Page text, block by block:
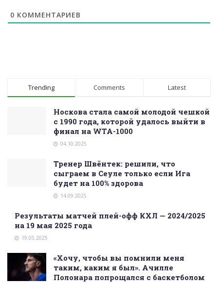
0 КОММЕНТАРИЕВ
Trending Comments Latest
Носкова стала самой молодой чешкой
с 1990 года, которой удалось выйти в
финал на WTA-1000
04.10.2025
Тренер Швёнтек: решили, что
сыграем в Сеуле только если Ига
будет на 100% здорова
14.09.2025
Результаты матчей плей-офф КХЛ — 2024/2025
на 19 мая 2025 года
19.05.2025
«Хочу, чтобы вы помнили меня
таким, каким я был». Ачилле
Полонара попрощался с баскетболом